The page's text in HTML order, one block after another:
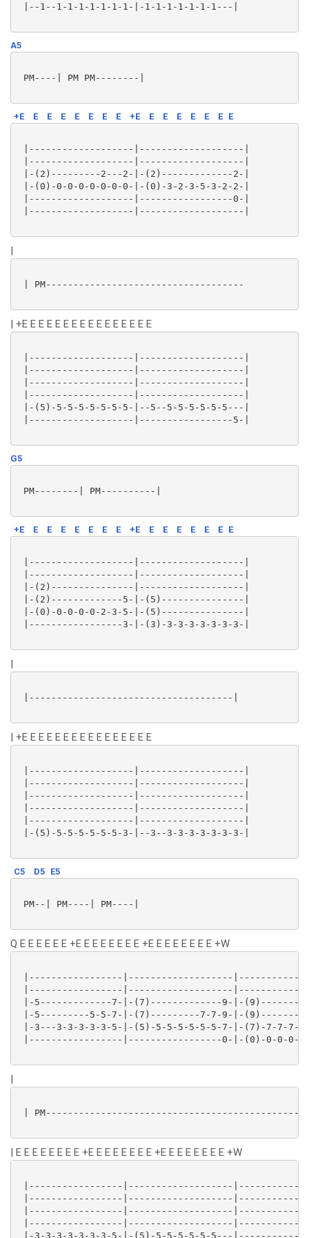
|--1--1-1-1-1-1-1-1-|-1-1-1-1-1-1-1---|
A5
PM----| PM PM--------|
+E E E E E E E E +E E E E E E E E
|-------------------|-------------------|
|-------------------|-------------------|
|-(2)---------2---2-|-(2)-------------2-|
|-(0)-0-0-0-0-0-0-0-|-(0)-3-2-3-5-3-2-2-|
|-------------------|-----------------0-|
|-------------------|-------------------|
|
| PM------------------------------------
| +E E E E E E E E E E E E E E E E
|-------------------|-------------------|
|-------------------|-------------------|
|-------------------|-------------------|
|-------------------|-------------------|
|-(5)-5-5-5-5-5-5-5-|--5--5-5-5-5-5-5---|
|-------------------|-----------------5-|
G5
PM--------| PM----------|
+E E E E E E E E +E E E E E E E E
|-------------------|-------------------|
|-------------------|-------------------|
|-(2)---------------|-------------------|
|-(2)-------------5-|-(5)---------------|
|-(0)-0-0-0-0-2-3-5-|-(5)---------------|
|-----------------3-|-(3)-3-3-3-3-3-3-3-|
|
|-------------------------------------|
| +E E E E E E E E E E E E E E E E
|-------------------|-------------------|
|-------------------|-------------------|
|-------------------|-------------------|
|-------------------|-------------------|
|-------------------|-------------------|
|-(5)-5-5-5-5-5-5-3-|--3--3-3-3-3-3-3-3-|
C5 D5 E5
PM--| PM----| PM----|
Q E E E E E E +E E E E E E E E +E E E E E E E E +W
|-----------------|-------------------
|-----------------|-------------------
|-5-------------7-|-(7)-------------9-|-
|-5---------5-5-7-|-(7)---------7-7-9-|-
|-3---3-3-3-3-3-5-|-(5)-5-5-5-5-5-5-7-|-(7)-7-7-
|-----------------|-----------------0-|-(0)-0-0-0-
|
|
| E E E E E E E E +E E E E E E E E +E E E E E E E E +W
|-----------------|-------------------
|-----------------|-------------------
|-----------------|-------------------
|-----------------|-------------------
|-3-3-3-3-3-3-3-5-|-(5)-5-5-5-5-5-5---